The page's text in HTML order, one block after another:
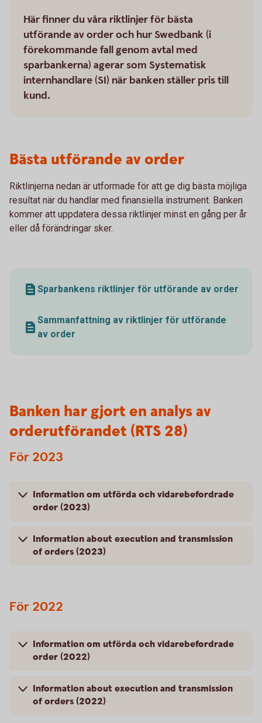
Här finner du våra riktlinjer för bästa
utförande av order och hur Swedbank (i
förekommande fall genom avtal med
sparbankerna) agerar som Systematisk
internhandlare (SI) när banken ställer pris till
kund.
Bästa utförande av order
Riktlinjerna nedan är utformade för att ge dig bästa möjliga
resultat när du handlar med finansiella instrument. Banken
kommer att uppdatera dessa riktlinjer minst en gång per år
eller då förändringar sker.
Sparbankens riktlinjer för utförande av order
Sammanfattning av riktlinjer för utförande
av order
Banken har gjort en analys av
orderutförandet (RTS 28)
För 2023
Information om utförda och vidarebefordrade
order (2023)
Information about execution and transmission
of orders (2023)
För 2022
Information om utförda och vidarebefordrade
order (2022)
Information about execution and transmission
of orders (2022)